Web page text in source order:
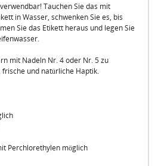
Tauchen Sie das mit
in Wasser, schwenken Sie es, bis
Sie das Etikett heraus und legen Sie
mit Nadeln Nr. 4 oder Nr. 5 zu
und natürliche Haptik.
Perchlorethylen möglich